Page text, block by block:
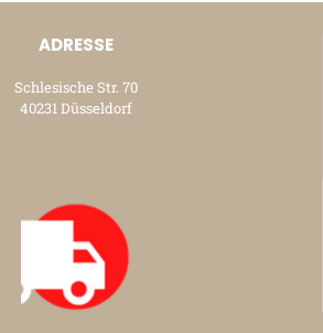
ADRESSE
Schlesische Str. 70
40231 Düsseldorf